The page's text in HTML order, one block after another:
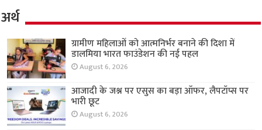
अर्थ
ग्रामीण महिलाओं को आत्मनिर्भर बनाने की दिशा में
डालमिया भारत फाउंडेशन की नई पहल
August 6, 2026
आजादी के जश्न पर एसुस का बड़ा ऑफर, लैपटॉप्स पर
भारी छूट
August 6, 2026